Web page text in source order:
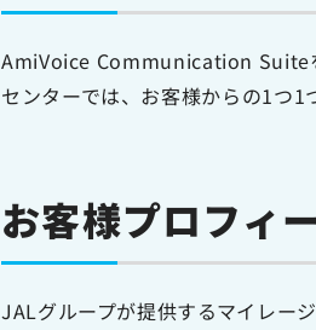
AmiVoice Communication Suite
センターでは、お客様からの1つ1
お客様プロフィ
JALグループが提供するマイレー